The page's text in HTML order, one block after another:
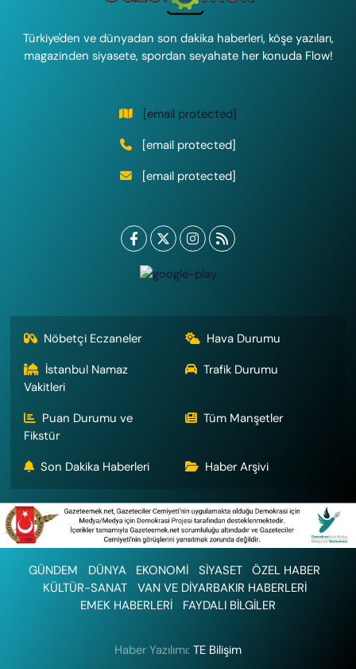
Türkiye'den ve dünyadan son dakika haberleri, köşe yazıları,
magazinden siyasete, spordan seyahate her konuda Flow!
[email protected]
[email protected]
[email protected]
Nöbetçi Eczaneler
Hava Durumu
İstanbul Namaz
Vakitleri
Trafik Durumu
Puan Durumu ve
Fikstür
Tüm Manşetler
Son Dakika Haberleri Haber Arşivi
GÜNDEM DÜNYA EKONOMİ SİYASET
ÖZEL HABER
KÜLTÜR-SANAT
VAN VE DİYARBAKIR HABERLERİ
EMEK HABERLERİ
FAYDALI BİLGİLER
Haber Yazılımı: TE Bilişim